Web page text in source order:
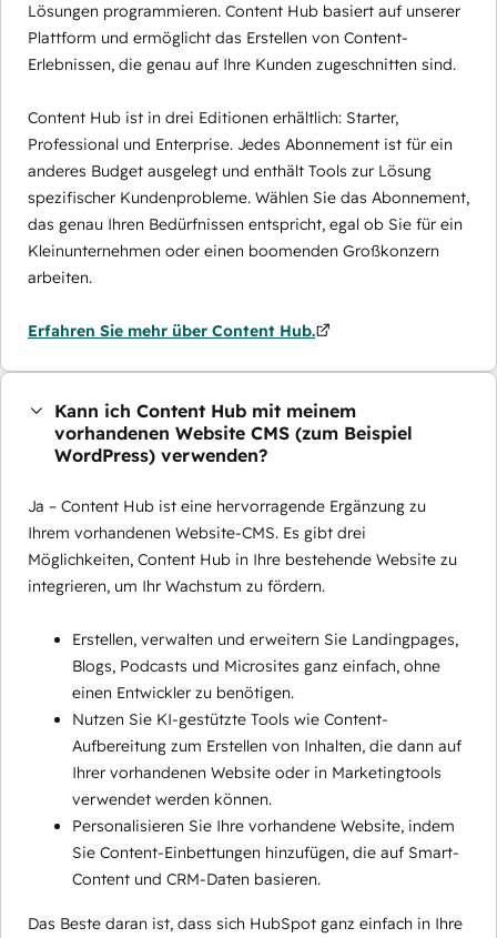
Lösungen programmieren. Content Hub basiert auf unserer
Plattform und ermöglicht das Erstellen von Content-
Erlebnissen, die genau auf Ihre Kunden zugeschnitten sind.
Content Hub ist in drei Editionen erhältlich: Starter,
Professional und Enterprise. Jedes Abonnement ist für ein
anderes Budget ausgelegt und enthält Tools zur Lösung
spezifischer Kundenprobleme. Wählen Sie das Abonnement,
das genau Ihren Bedürfnissen entspricht, egal ob Sie für ein
Kleinunternehmen oder einen boomenden Großkonzern
arbeiten.
Erfahren Sie mehr über Content Hub.
Kann ich Content Hub mit meinem
vorhandenen Website CMS (zum Beispiel
WordPress) verwenden?
Ja – Content Hub ist eine hervorragende Ergänzung zu
Ihrem vorhandenen Website-CMS. Es gibt drei
Möglichkeiten, Content Hub in Ihre bestehende Website zu
integrieren, um Ihr Wachstum zu fördern.
Erstellen, verwalten und erweitern Sie Landingpages,
Blogs, Podcasts und Microsites ganz einfach, ohne
einen Entwickler zu benötigen.
Nutzen Sie KI-gestützte Tools wie Content-
Aufbereitung zum Erstellen von Inhalten, die dann auf
Ihrer vorhandenen Website oder in Marketingtools
verwendet werden können.
Personalisieren Sie Ihre vorhandene Website, indem
Sie Content-Einbettungen hinzufügen, die auf Smart-
Content und CRM-Daten basieren.
Das Beste daran ist, dass sich HubSpot ganz einfach in Ihre